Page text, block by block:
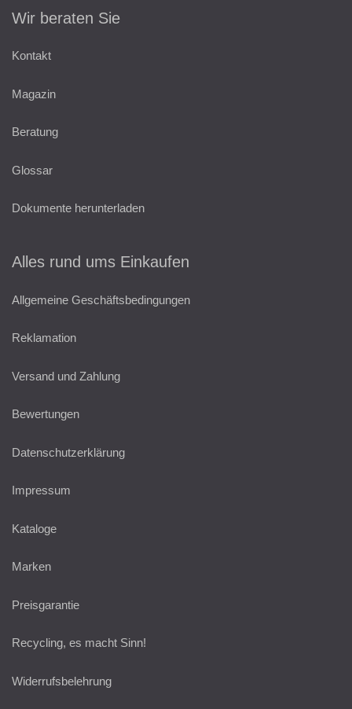
Wir beraten Sie
Kontakt
Magazin
Beratung
Glossar
Dokumente herunterladen
Alles rund ums Einkaufen
Allgemeine Geschäftsbedingungen
Reklamation
Versand und Zahlung
Bewertungen
Datenschutzerklärung
Impressum
Kataloge
Marken
Preisgarantie
Recycling, es macht Sinn!
Widerrufsbelehrung